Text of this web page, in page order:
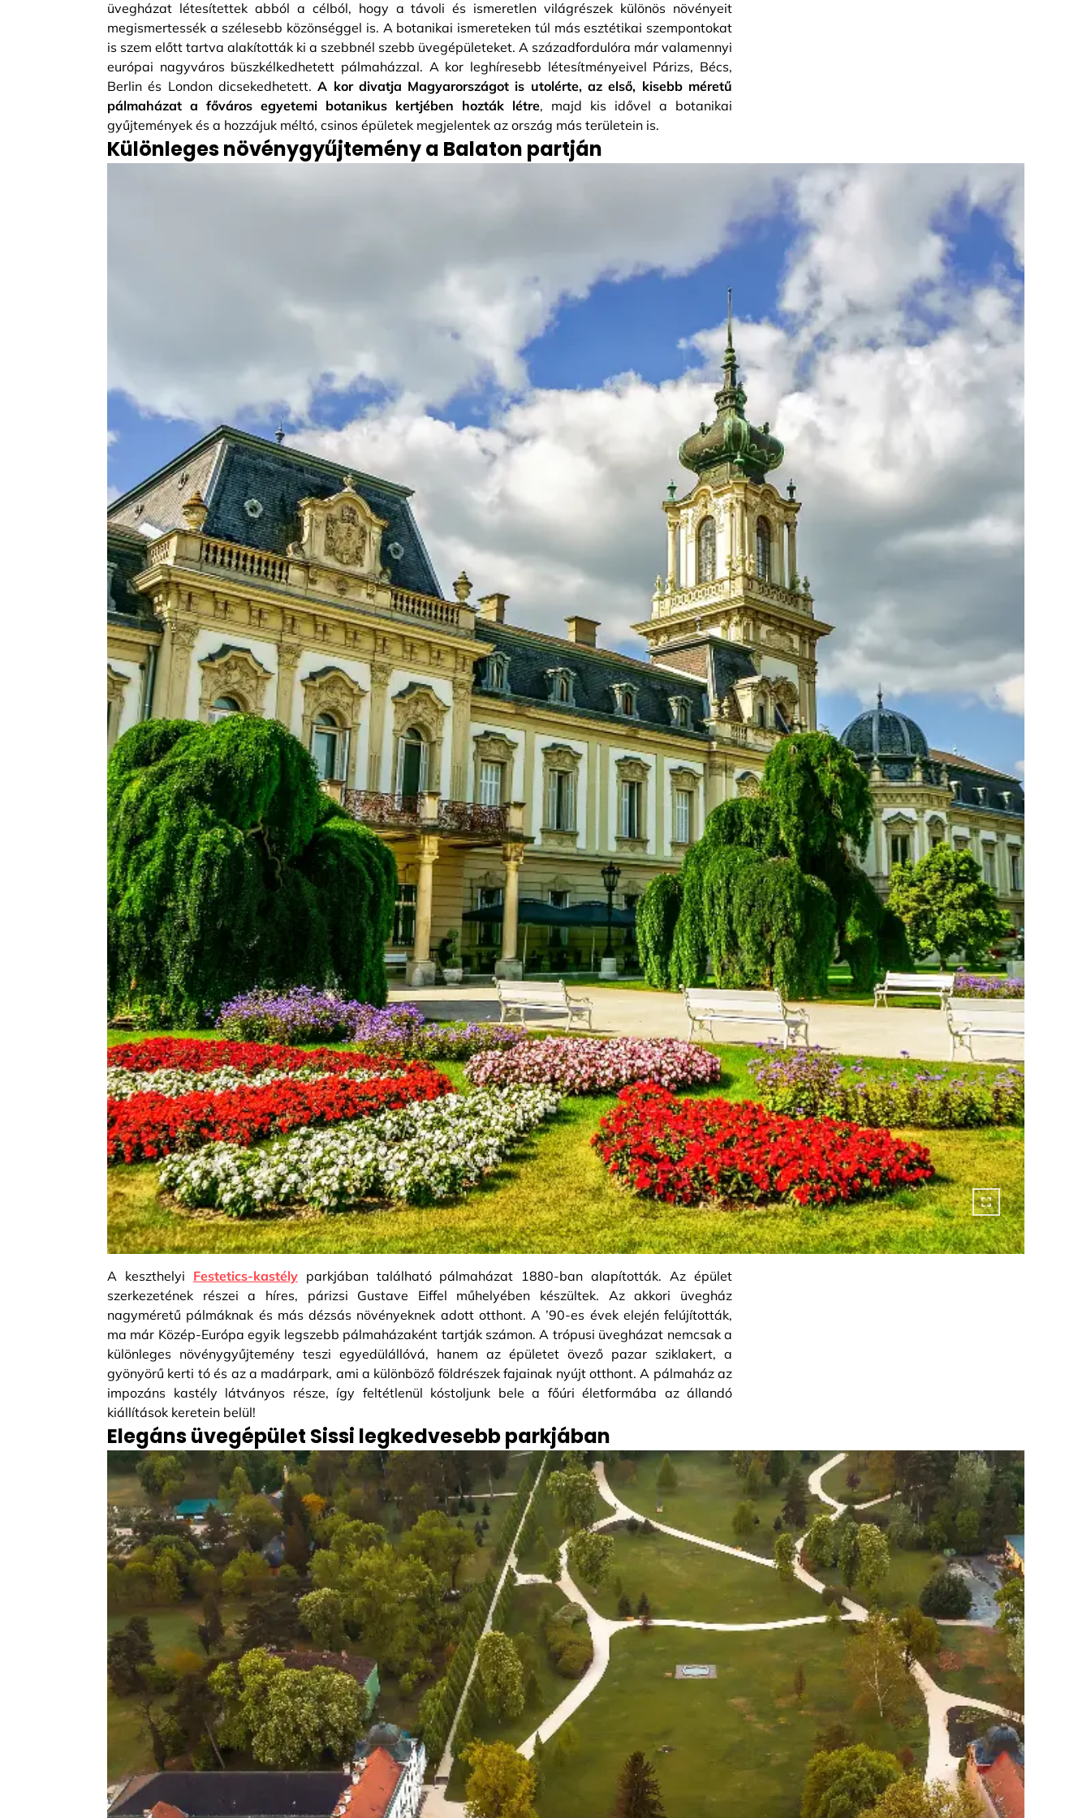
üvegházat létesítettek abból a célból, hogy a távoli és ismeretlen világrészek különös növényeit
megismertessék a szélesebb közönséggel is. A botanikai ismereteken túl más esztétikai szempontokat
is szem előtt tartva alakították ki a szebbnél szebb üvegépületeket. A századfordulóra már valamennyi
európai nagyváros büszkélkedhetett pálmaházzal. A kor leghíresebb létesítményeivel Párizs, Bécs,
Berlin és London dicsekedhetett.A kor divatja Magyarországot is utolérte, az első, kisebb méretű
pálmaházat a főváros egyetemi botanikus kertjében hozták létre, majd kis idővel a botanikai
gyűjtemények és a hozzájuk méltó, csinos épületek megjelentek az ország más területein is.
Különleges növénygyűjtemény a Balaton partján
A keszthelyi Festetics-kastélyparkjában található pálmaházat 1880-ban alapították. Az épület
szerkezetének részei a híres, párizsi Gustave Eiffel műhelyében készültek. Az akkori üvegház
nagyméretű pálmáknak és más dézsás növényeknek adott otthont. A ’90-es évek elején felújították,
ma már Közép-Európa egyik legszebb pálmaházaként tartják számon. A trópusi üvegházat nemcsak a
különleges növénygyűjtemény teszi egyedülállóvá, hanem az épületet övező pazar sziklakert, a
gyönyörű kerti tó és az a madárpark, ami a különböző földrészek fajainak nyújt otthont. A pálmaház az
impozáns kastély látványos része, így feltétlenül kóstoljunk bele a főúri életformába az állandó
kiállítások keretein belül!
Elegáns üvegépület Sissi legkedvesebb parkjában